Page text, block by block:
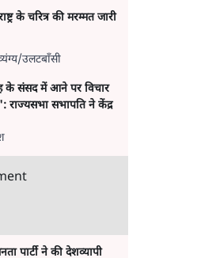
के चरित्र की मरम्मत जारी
उलटबाँसी
के संसद में आने पर विचार
राज्यसभा सभापति ने केंद्र
पार्टी ने की देशव्यापी